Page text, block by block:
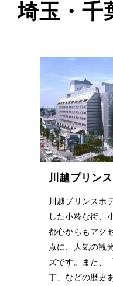
埼玉・千
川越プリン
川越プリンスホ
した小粋な街、
都心からもアク
点に、人気の観
ズです。また、
丁」などの歴史